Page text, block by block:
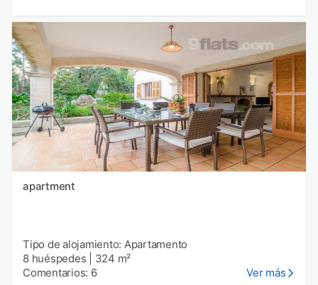
apartment
Tipo de alojamiento: Apartamento
8 huéspedes
324 m²
Comentarios: 6
Ver más